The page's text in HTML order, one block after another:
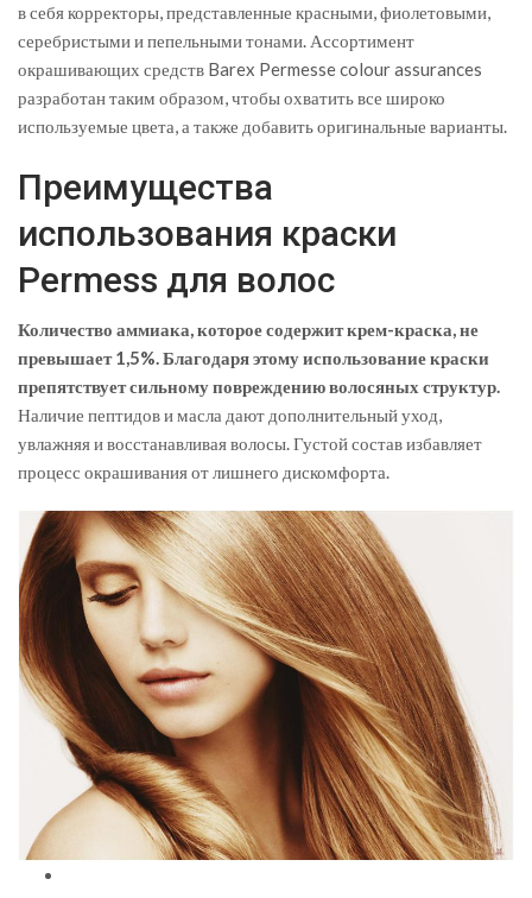
в себя корректоры, представленные красными, фиолетовыми,
серебристыми и пепельными тонами. Ассортимент
окрашивающих средств Barex Permesse colour assurances
разработан таким образом, чтобы охватить все широко
используемые цвета, а также добавить оригинальные варианты.
Преимущества
использования краски
Permess для волос
Количество аммиака, которое содержит крем-краска, не
превышает 1,5%. Благодаря этому использование краски
препятствует сильному повреждению волосяных структур.
Наличие пептидов и масла дают дополнительный уход,
увлажняя и восстанавливая волосы. Густой состав избавляет
процесс окрашивания от лишнего дискомфорта.